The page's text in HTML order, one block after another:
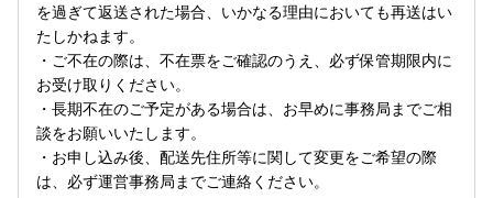
を過ぎて返送された場合、いかなる理由においても再送はい
たしかねます。
・ご不在の際は、不在票をご確認のうえ、必ず保管期限内に
お受け取りください。
・長期不在のご予定がある場合は、お早めに事務局までご相
談をお願いいたします。
・お申し込み後、配送先住所等に関して変更をご希望の際
は、必ず運営事務局までご連絡ください。